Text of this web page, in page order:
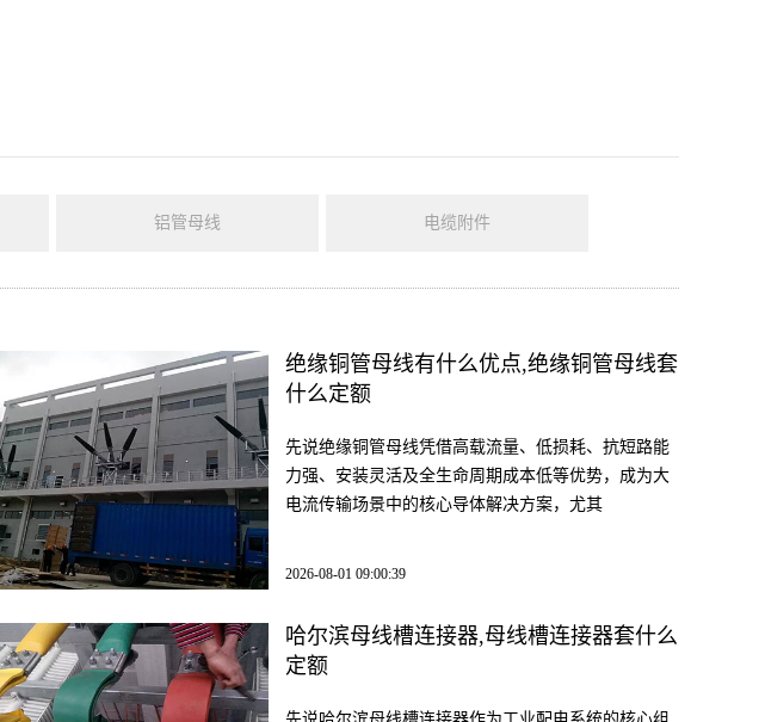
铝管母线 电缆附件
绝缘铜管母线有什么优点,绝缘铜管母线套
什么定额
先说绝缘铜管母线凭借高载流量、低损耗、抗短路能
力强、安装灵活及全生命周期成本低等优势，成为大
电流传输场景中的核心导体解决方案，尤其
2026-08-01 09:00:39
哈尔滨母线槽连接器,母线槽连接器套什么
定额